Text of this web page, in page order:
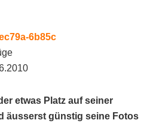
6b85c
etwas Platz auf seiner
äusserst günstig seine Fotos